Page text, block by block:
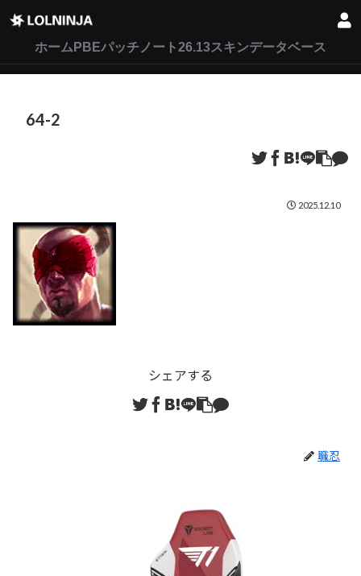
ホーム PBEパッチノート26.13スキンデータベース
64-2
2025.12.10
シェアする
職忍